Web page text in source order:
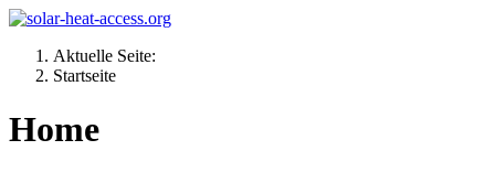
Aktuelle Seite:
Startseite
Home